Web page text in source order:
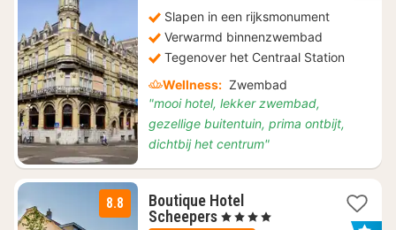
€
165,46
Slapen in een rijksmonument
Verwarmd binnenzwembad
Tegenover het Centraal Station
Wellness: Zwembad
"mooi hotel, lekker zwembad,
gezellige buitentuin, prima ontbijt,
dichtbij het centrum"
8.8
Boutique Hotel
Scheepers1
, 4 Sterren